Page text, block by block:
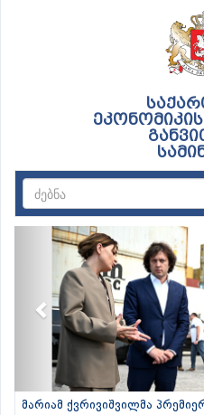
Previous
მარიამ ქვრივიშვილმა